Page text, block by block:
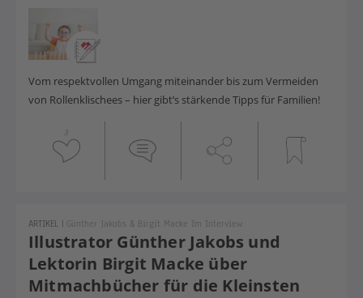
Vom respektvollen Umgang miteinander bis zum Vermeiden
von Rollenklischees – hier gibt’s stärkende Tipps für Familien!
3
Illustrator Günther Jakobs und
Lektorin Birgit Macke über
Mitmachbücher für die Kleinsten
ARTIKEL | Günther Jakobs & Birgit Macke Im Interview